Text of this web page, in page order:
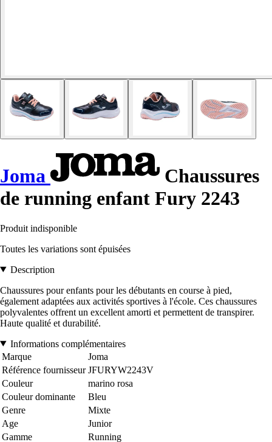
Joma
Chaussures
de running enfant Fury 2243
Produit indisponible
Toutes les variations sont épuisées
Description
Chaussures pour enfants pour les débutants en course à pied,
également adaptées aux activités sportives à l'école. Ces chaussures
polyvalentes offrent un excellent amorti et permettent de transpirer.
Haute qualité et durabilité.
Informations complémentaires
Marque
Joma
Référence fournisseur JFURYW2243V
Couleur
marino rosa
Couleur dominante
Bleu
Genre
Mixte
Age
Junior
Gamme
Running